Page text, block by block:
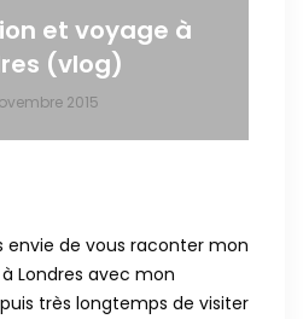
et voyage à
(vlog)
2015
envie de vous raconter mon
Londres avec mon
très longtemps de visiter